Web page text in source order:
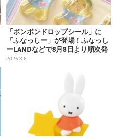
「ボンボンドロップシール」に
「ふなっしー」が登場！ふなっし
ーLANDなどで8月8日より順次発
売
2026.8.6